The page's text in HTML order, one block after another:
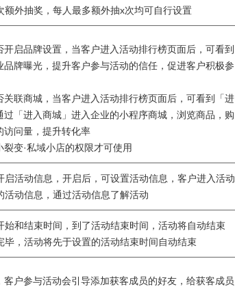
额外抽奖，每人最多额外抽x次均可自行设置
启品牌设置，当客户进入活动排行榜页面后，可看到
品牌曝光，提升客户参与活动的信任，促进客户积极参
关联商城，当客户进入活动排行榜页面后，可看到「进
过「进入商城」进入企业的小程序商城，浏览商品，购
访问量，提升转化率
变·私域小店的权限才可使用
启活动信息，开启后，可设置活动信息，客户进入活动
活动信息，通过活动信息了解活动
始和结束时间，到了活动结束时间，活动将自动结束
毕，活动将先于设置的活动结束时间自动结束
客户参与活动会引导添加获客成员的好友，给获客成员